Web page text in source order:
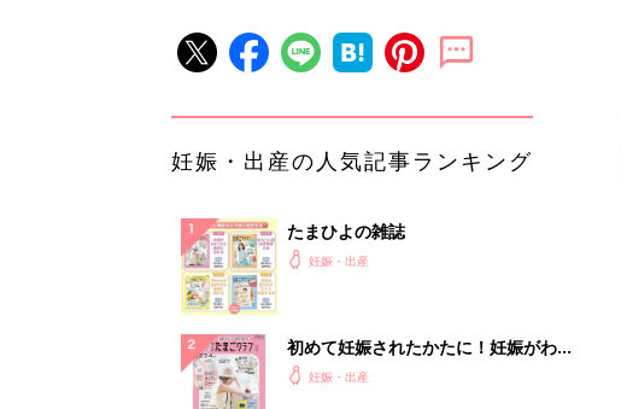
妊娠・出産の人気記事ランキング
たまひよの雑誌
妊娠・出産
初めて妊娠されたかたに！妊娠がわか
ったら最初に読む本『初めてのたまご
妊娠・出産